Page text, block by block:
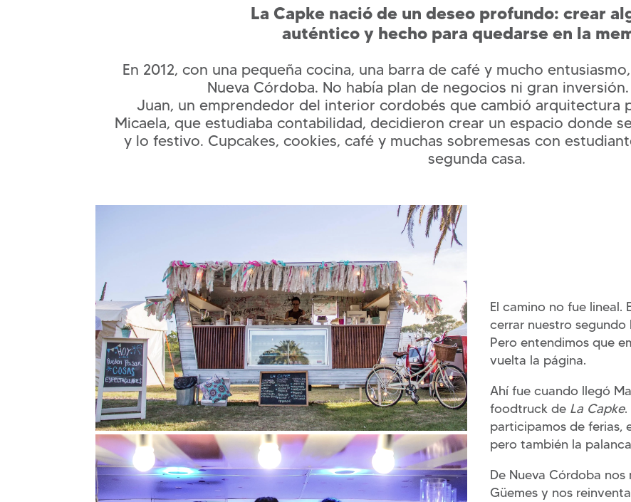
La Capke nació de un deseo profundo: crear
auténtico y hecho para quedarse en la
En 2012, con una pequeña cocina, una barra de café y mucho
Nueva Córdoba. No había plan de negocios ni gran
Juan, un emprendedor del interior cordobés que cambió arquitectura
Micaela, que estudiaba contabilidad, decidieron crear un espacio donde
y lo festivo. Cupcakes, cookies, café y muchas sobremesas con
segunda casa.
El camino no fue lineal.
cerrar nuestro
Pero entendimos que
vuelta la página.
Ahí fue cuando llegó
foodtruck de La Capke.
participamos de ferias,
pero también la
De Nueva Córdoba
Güemes y nos